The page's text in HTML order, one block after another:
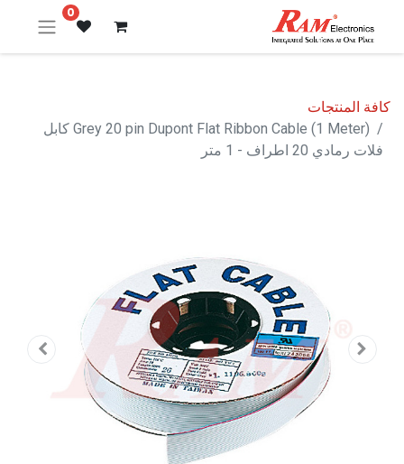
0
كافة المنتجات
Grey 20 pin Dupont Flat Ribbon Cable (1 Meter) كابل
فلات رمادي 20 اطراف - 1 متر